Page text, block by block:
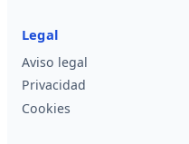
Legal
Aviso legal
Privacidad
Cookies